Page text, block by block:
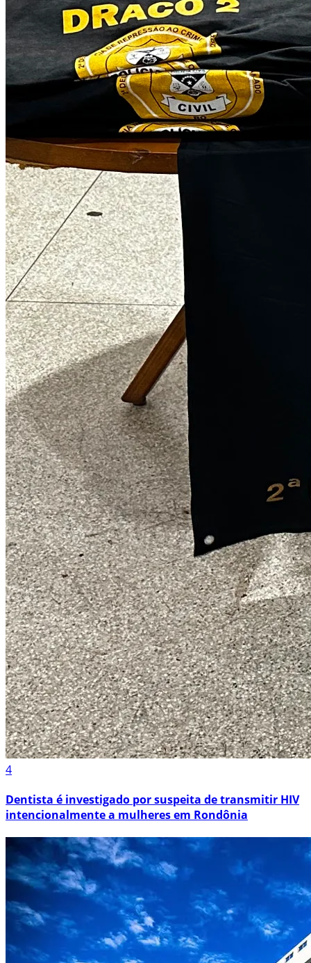
4
Dentista é investigado por suspeita de transmitir HIV
intencionalmente a mulheres em Rondônia